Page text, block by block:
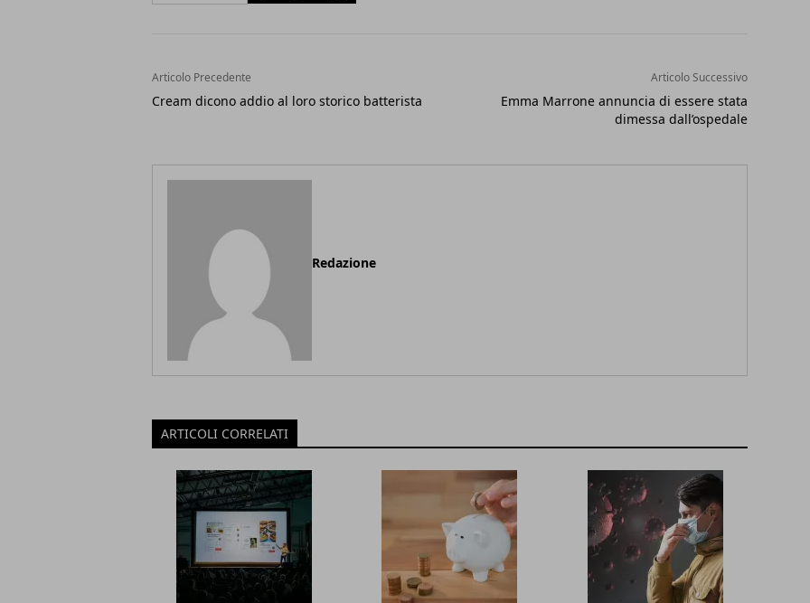
Articolo Precedente
Cream dicono addio al loro storico batterista
Articolo Successivo
Emma Marrone annuncia di essere stata
dimessa dall’ospedale
Redazione
ARTICOLI CORRELATI